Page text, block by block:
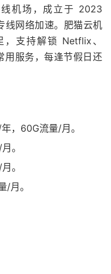
机场，成立于 2023
线网络加速。肥猫云机
支持解锁 Netflix、
用服务，每逢节假日还
，60G流量/月。
。
。
/月。